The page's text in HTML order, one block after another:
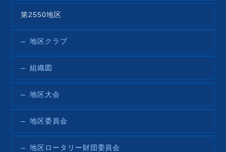
第2550地区
地区クラブ
組織図
地区大会
地区委員会
地区ロータリー財団委員会